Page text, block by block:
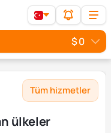
$ 0
Tüm hizmetler
ülkeler